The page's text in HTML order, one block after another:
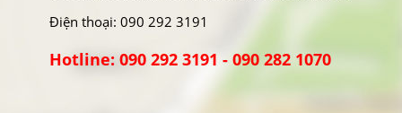
Điện thoại: 090 292 3191
Hotline: 090 292 3191 - 090 282 1070